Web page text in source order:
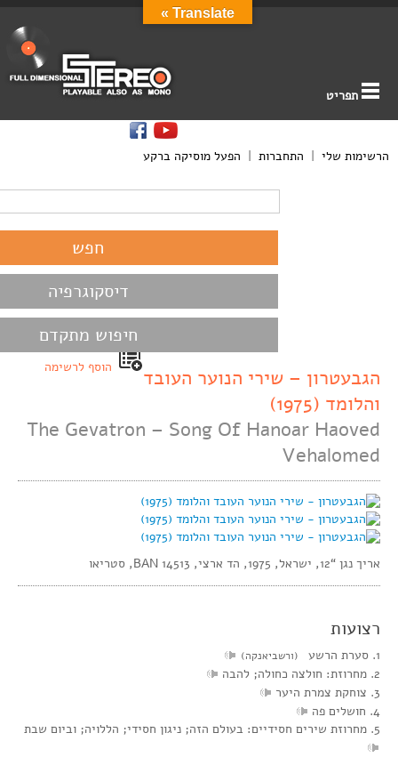
תפריט
הרשימות שלי | התחברות | הפעל מוסיקה ברקע
דיסקוגרפיה
חיפוש מתקדם
הוסף לרשימה
הגבעטרון – שירי הנוער העובד
והלומד (1975)
The Gevatron – Song Of Hanoar Haoved
Vehalomed
אריך נגן “12, ישראל, 1975, הד ארצי, BAN 14513, סטריאו
רצועות
1. סערת הרשע (ורשביאנקה)
2. מחרוזת: חולצה כחולה; להבה
3. צוחקת צמרת היער
4. חושלים פה
5. מחרוזת שירים חסידיים: בעולם הזה; ניגון חסידי; הללויה; וביום שבת
Translate »